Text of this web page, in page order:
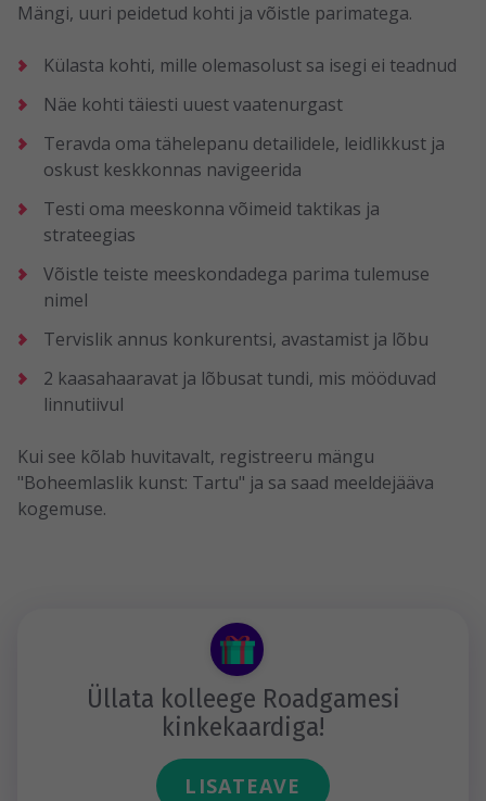
Mängi, uuri peidetud kohti ja võistle parimatega.
Külasta kohti, mille olemasolust sa isegi ei teadnud
Näe kohti täiesti uuest vaatenurgast
Teravda oma tähelepanu detailidele, leidlikkust ja
oskust keskkonnas navigeerida
Testi oma meeskonna võimeid taktikas ja
strateegias
Võistle teiste meeskondadega parima tulemuse
nimel
Tervislik annus konkurentsi, avastamist ja lõbu
2 kaasahaaravat ja lõbusat tundi, mis mööduvad
linnutiivul
Kui see kõlab huvitavalt, registreeru mängu
"Boheemlaslik kunst: Tartu" ja sa saad meeldejääva
kogemuse.
Üllata kolleege Roadgamesi
kinkekaardiga!
LISATEAVE